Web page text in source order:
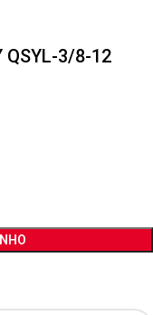
QSYL-3/8-12